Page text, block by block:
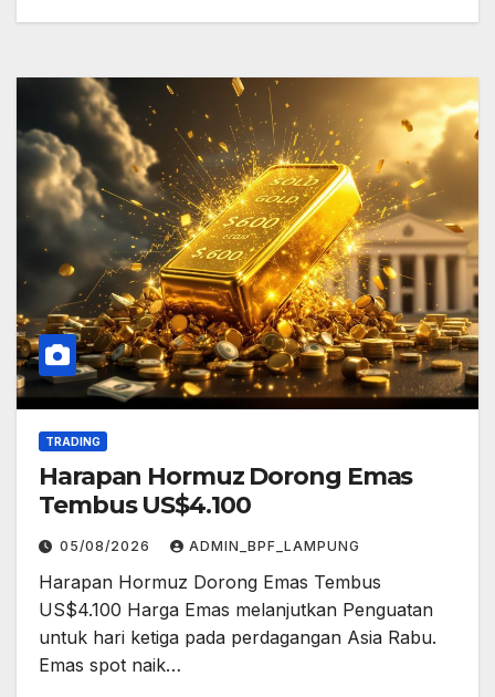
TRADING
Harapan Hormuz Dorong Emas
Tembus US$4.100
05/08/2026 ADMIN_BPF_LAMPUNG
Harapan Hormuz Dorong Emas Tembus
US$4.100 Harga Emas melanjutkan Penguatan
untuk hari ketiga pada perdagangan Asia Rabu.
Emas spot naik…